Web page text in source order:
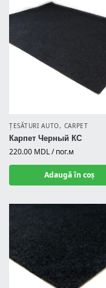
ȚESĂTURI AUTO, CARPET
Карпет Черный КС
220.00 MDL/ пог.м
Adaugă în coș